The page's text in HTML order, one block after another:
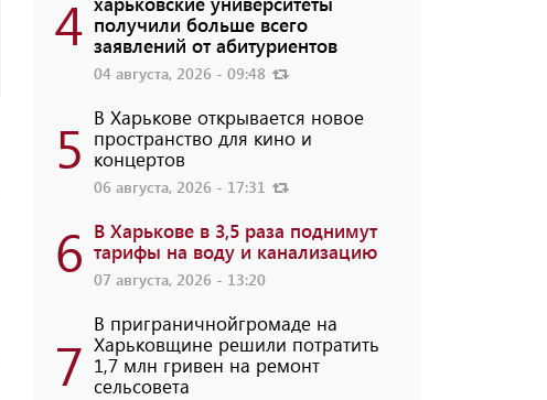
4 получили больше всего
заявлений от абитуриентов
04 августа, 2026 - 09:48
5 В Харькове открывается новое
пространство для кино и
концертов
06 августа, 2026 - 17:31
6 В Харькове в 3,5 раза поднимут
тарифы на воду и канализацию
07 августа, 2026 - 13:20
7
В приграничнойгромаде на
Харьковщине решили потратить
1,7 млн ​​гривен на ремонт
сельсовета